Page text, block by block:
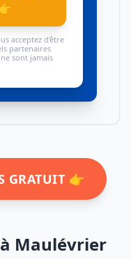
acceptez d'être
partenaires
sont jamais
GRATUIT 👉
Maulévrier